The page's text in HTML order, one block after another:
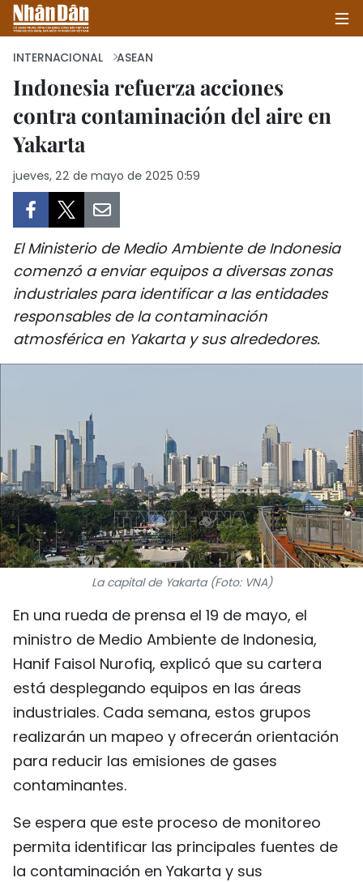
INICIO
SALUD - MEDIO AMBIENTE
CULTURA - ENTRETENIMIENTO
INTERNACIONAL
PUENTE DE AMISTAD
HISTORIAS MULTIMEDIA
FOTOGRAFÍA
¿QUIÉNES SOMOS?
TIẾNG VIỆT
ENGLISH
中文
FRANÇAIS
INTERNACIONAL ASEAN
Indonesia refuerza acciones
contra contaminación del aire en
Yakarta
jueves, 22 de mayo de 2025 0:59
El Ministerio de Medio Ambiente de Indonesia
comenzó a enviar equipos a diversas zonas
industriales para identificar a las entidades
responsables de la contaminación
atmosférica en Yakarta y sus alrededores.
La capital de Yakarta (Foto: VNA)
En una rueda de prensa el 19 de mayo, el
ministro de Medio Ambiente de Indonesia,
Hanif Faisol Nurofiq, explicó que su cartera
está desplegando equipos en las áreas
industriales. Cada semana, estos grupos
realizarán un mapeo y ofrecerán orientación
para reducir las emisiones de gases
contaminantes.
Se espera que este proceso de monitoreo
permita identificar las principales fuentes de
la contaminación en Yakarta y sus